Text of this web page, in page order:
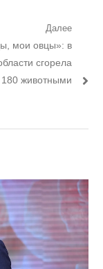
Далее
мои овцы»: в
сгорела
180 животными